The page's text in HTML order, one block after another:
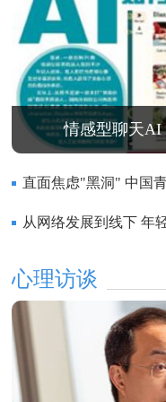
情感型聊天AI
直面焦虑"黑洞" 中国
从网络发展到线下 年
心理访谈